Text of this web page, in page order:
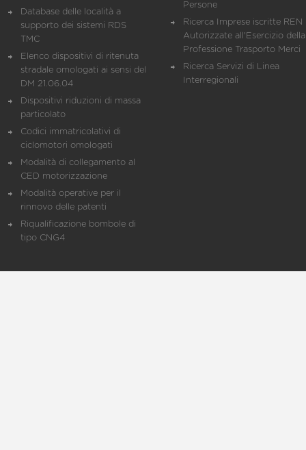
Database delle località a
supporto dei sistemi RDS
TMC
Elenco dispositivi di ritenuta
stradale omologati ai sensi del
DM 21.06.04
Dispositivi riduzioni di massa
particolato
Codici immatricolativi di
ciclomotori omologati
Modalità di collegamento al
CED motorizzazione
Modalità operative per il
rinnovo delle patenti
Riqualificazione bombole di
tipo CNG4
Persone
Ricerca Imprese iscritte REN
Autorizzate all'Esercizio della
Professione Trasporto Merci
Ricerca Servizi di Linea
Interregionali